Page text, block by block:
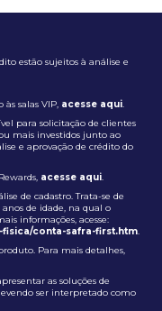
estão sujeitos à análise e
às salas VIP, acesse aqui.
para solicitação de clientes
mais investidos junto ao
e aprovação de crédito do
acesse aqui.
de cadastro. Trata-se de
de idade, na qual o
informações, acesse:
conta-safra-first.htm.
Para mais detalhes,
as soluções de
ser interpretado como